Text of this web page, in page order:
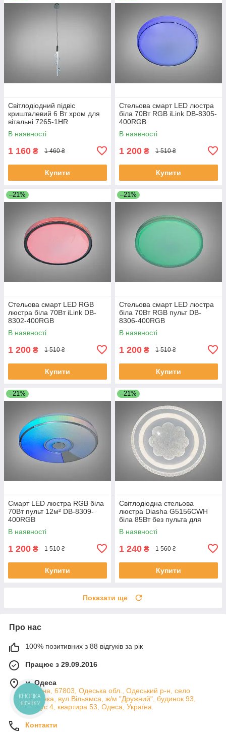
Світлодіодний підвіс
кришталевий 6 Вт хром для
вітальні 7265-1HR
В наявності
1 160 ₴ 1 460 ₴
Купити
Стельова смарт LED люстра
біла 70Вт RGB iLink DB-8305-
400RGB
В наявності
1 200 ₴ 1 510 ₴
Купити
–21%
Стельова смарт LED RGB
люстра біла 70Вт iLink DB-
8302-400RGB
В наявності
1 200 ₴ 1 510 ₴
Купити
–21%
Стельова смарт LED люстра
біла 70Вт RGB пульт DB-
8306-400RGB
В наявності
1 200 ₴ 1 510 ₴
Купити
–21%
Смарт LED люстра RGB біла
70Вт пульт 12м² DB-8309-
400RGB
В наявності
1 200 ₴ 1 510 ₴
Купити
–21%
Світлодіодна стельова
люстра Diasha G5156CWH
біла 85Вт без пульта для
вітальні WG5156/C WH
В наявності
1 240 ₴ 1 560 ₴
Купити
Показати ще
Про нас
100% позитивних з 88 відгуків за рік
Працює з 29.09.2016
м. Одеса
Україна, 67803, Одеська обл., Одеський р-н, село
Лиманка, вул.Вільямса, ж/м "Дружний", будинок 93,
корпус 4, квартира 53, Одеса, Україна
Контакти